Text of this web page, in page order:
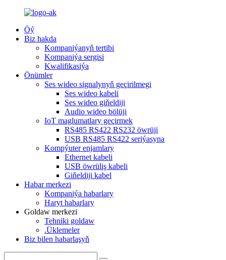
Öý
Biz hakda
Kompaniýanyň tertibi
Kompaniýa sergisi
Kwalifikasiýa
Önümler
Ses wideo signalynyň geçirilmegi
Ses wideo kabeli
Ses wideo giňeldiji
Audio wideo bölüji
IoT maglumatlary geçirmek
RS485 RS422 RS232 öwrüji
USB RS485 RS422 seriýasyna
Kompýuter enjamlary
Ethernet kabeli
USB öwrüliş kabeli
Giňeldiji kabel
Habar merkezi
Kompaniýa habarlary
Haryt habarlary
Goldaw merkezi
Tehniki goldaw
.Üklemeler
Biz bilen habarlaşyň